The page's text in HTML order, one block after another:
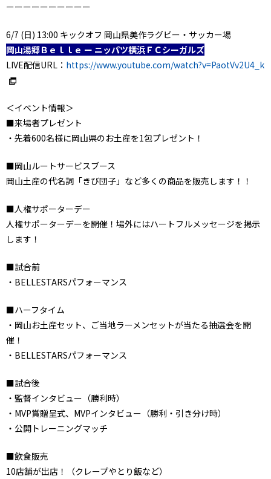
ーーーーーーーーーー
6/7 (日) 13:00 キックオフ 岡山県美作ラグビー・サッカー場
岡山湯郷Ｂｅｌｌｅ ー ニッパツ横浜ＦＣシーガルズ
LIVE配信URL： https://www.youtube.com/watch?v=PaotVv2U4_k
＜イベント情報＞
■来場者プレゼント
・先着600名様に岡山県のお土産を1包プレゼント！
■岡山ルートサービスブース
岡山土産の代名詞「きび団子」など多くの商品を販売します！！
■人権サポーターデー
人権サポーターデーを開催！場外にはハートフルメッセージを掲示
します！
■試合前
・BELLESTARSパフォーマンス
■ハーフタイム
・岡山お土産セット、ご当地ラーメンセットが当たる抽選会を開
催！
・BELLESTARSパフォーマンス
■試合後
・監督インタビュー（勝利時）
・MVP賞贈呈式、MVPインタビュー（勝利・引き分け時）
・公開トレーニングマッチ
■飲食販売
10店舗が出店！（クレープやとり飯など）